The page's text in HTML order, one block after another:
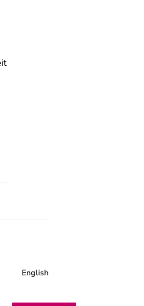
via X - U verlaat
nieuwsbericht via Facebook - U
dit nieuwsbericht via e-mail
dit nieuwsbericht via LinkedIn - U
English